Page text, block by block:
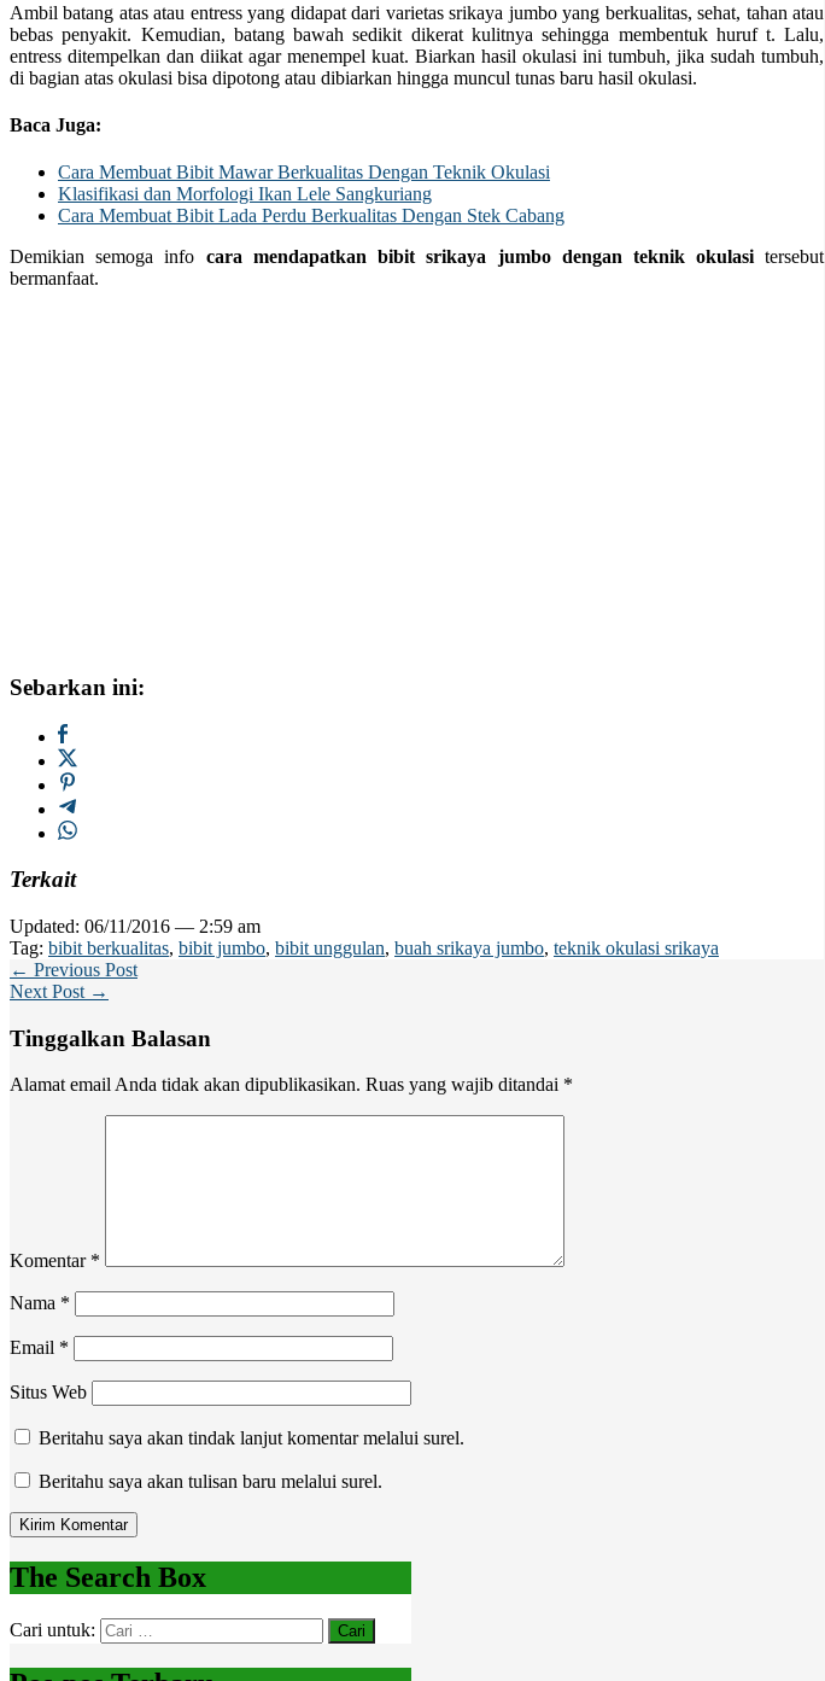
Ambil batang atas atau entress yang didapat dari varietas srikaya jumbo yang berkualitas, sehat, tahan atau
bebas penyakit. Kemudian, batang bawah sedikit dikerat kulitnya sehingga membentuk huruf t. Lalu,
entress ditempelkan dan diikat agar menempel kuat. Biarkan hasil okulasi ini tumbuh, jika sudah tumbuh,
di bagian atas okulasi bisa dipotong atau dibiarkan hingga muncul tunas baru hasil okulasi.
Baca Juga:
Cara Membuat Bibit Mawar Berkualitas Dengan Teknik Okulasi
Klasifikasi dan Morfologi Ikan Lele Sangkuriang
Cara Membuat Bibit Lada Perdu Berkualitas Dengan Stek Cabang
Demikian semoga info cara mendapatkan bibit srikaya jumbo dengan teknik okulasi tersebut
bermanfaat.
Sebarkan ini:
Terkait
Updated: 06/11/2016 — 2:59 am
Tag: bibit berkualitas, bibit jumbo, bibit unggulan, buah srikaya jumbo, teknik okulasi srikaya
← Previous Post
Next Post →
Tinggalkan Balasan
Alamat email Anda tidak akan dipublikasikan. Ruas yang wajib ditandai *
Komentar *
Nama *
Email *
Situs Web
Beritahu saya akan tindak lanjut komentar melalui surel.
Beritahu saya akan tulisan baru melalui surel.
The Search Box
Cari untuk: